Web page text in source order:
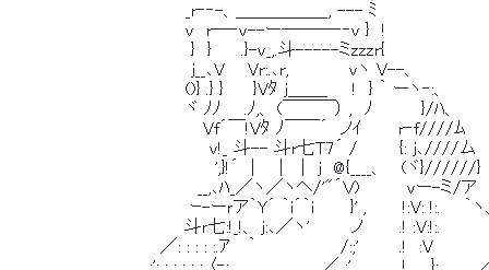
_r‐‐-、＿＿＿＿＿_, --- ﾐ
v　r―‐v--ー―――‐‐v }　!
}　}　　 .}-v_,.斗-----ミzzzr{
j__､V 　 Vr:.､r,　　　　　vヽ V--、
()} .} }　　 }Vﾀ j＿＿_　　!　} ｀ ーヽ‐:、
ヾ ﾉﾉ 　 .ﾉ,、 (￣￣￣） ,　ﾉ　　　　}/ﾊ、
Vf´￣!Vﾀ ﾉ￣￣´　ノｲ　　　r‐f////ﾑ　　　　　　
ｖ!_ 斗-- 斗r七Ｔ7´ /　　　 {: j､////ム
',}!´　|　　|　 |　j　@{____、　 (ヾ}//////}　　　　　
__,､ﾊ_／ヽ／ヽヘ/'"´Ｖ)　　 　 vー-ミ/ア
ｰ-ーｒア｀Y´ ｀i´｀i　　　}' ,　　　!:V: !:. 　 ｀ヽ、　　
斗ｒ七:!_!、 j:､／ヽ'　　　 ノ　　　.! :V:!:.　 　　
／: : : : :.ｱ　 ｀　　　　　　　/:;' 　 　 .!　:V　　　
,.:': : : : : : 〈‐:.、　　　　　　_／ ;'　　　　.!　　}:.　　　